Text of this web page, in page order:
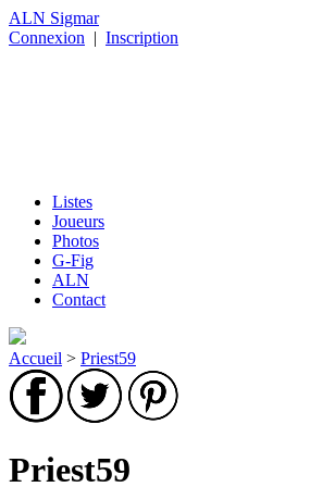
ALN Sigmar
Connexion | Inscription
Listes
Joueurs
Photos
G-Fig
ALN
Contact
Accueil > Priest59
Priest59